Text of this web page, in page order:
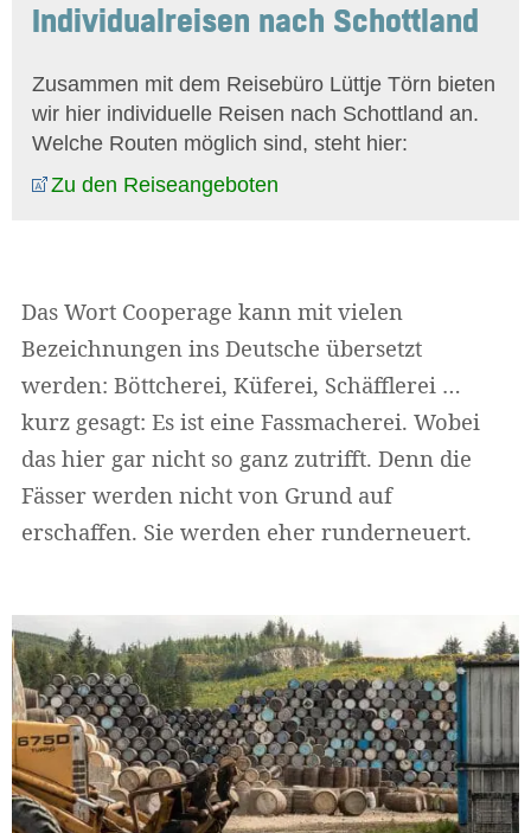
Individualreisen nach Schottland
Zusammen mit dem Reisebüro Lüttje Törn bieten
wir hier individuelle Reisen nach Schottland an.
Welche Routen möglich sind, steht hier:
Zu den Reiseangeboten
Das Wort Cooperage kann mit vielen
Bezeichnungen ins Deutsche übersetzt
werden: Böttcherei, Küferei, Schäfflerei …
kurz gesagt: Es ist eine Fassmacherei. Wobei
das hier gar nicht so ganz zutrifft. Denn die
Fässer werden nicht von Grund auf
erschaffen. Sie werden eher runderneuert.